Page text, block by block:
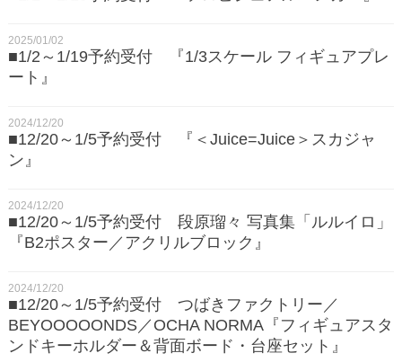
2025/01/02
■1/2～1/19予約受付 『1/3スケール フィギュアプレ
ート』
2024/12/20
■12/20～1/5予約受付 『＜Juice=Juice＞スカジャ
ン』
2024/12/20
■12/20～1/5予約受付 段原瑠々 写真集「ルルイロ」
『B2ポスター／アクリルブロック』
2024/12/20
■12/20～1/5予約受付 つばきファクトリー／
BEYOOOOONDS／OCHA NORMA『フィギュアスタ
ンドキーホルダー＆背面ボード・台座セット』